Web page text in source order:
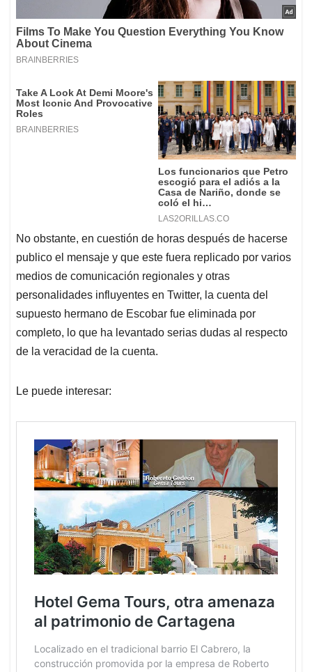
No obstante, en cuestión de horas después de hacerse
publico el mensaje y que este fuera replicado por varios
medios de comunicación regionales y otras
personalidades influyentes en Twitter, la cuenta del
supuesto hermano de Escobar fue eliminada por
completo, lo que ha levantado serias dudas al respecto
de la veracidad de la cuenta.
Le puede interesar: